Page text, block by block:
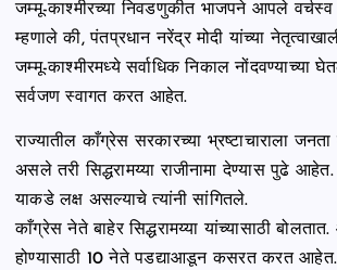
जम्मू-काश्मीरच्या निवडणुकीत भाजपने आपले
म्हणाले की, पंतप्रधान नरेंद्र मोदी यांच्या
जम्मू-काश्मीरमध्ये सर्वाधिक निकाल नोंदवण्याच्या
सर्वजण स्वागत करत आहेत.
राज्यातील काँग्रेस सरकारच्या भ्रष्टाचाराला
असले तरी सिद्धरामय्या राजीनामा देण्यास पुढे आहेत.
याकडे लक्ष असल्याचे त्यांनी सांगितले.
काँग्रेस नेते बाहेर सिद्धरामय्या यांच्यासाठी
होण्यासाठी 10 नेते पडद्याआडून कसरत करत आहेत.